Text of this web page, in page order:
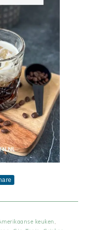
keuken ,